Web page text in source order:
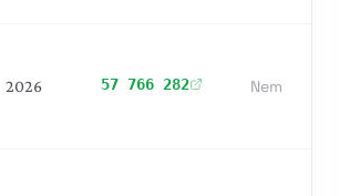
2026 57 766 282 Nem